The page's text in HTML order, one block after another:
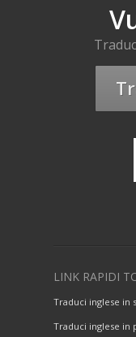
LINK RAPIDI
Traduci inglese in
Traduci inglese in